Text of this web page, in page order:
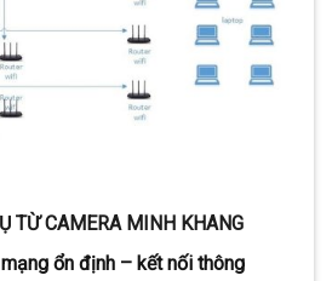
TỪ CAMERA MINH KHANG
mạng ổn định – kết nối thông